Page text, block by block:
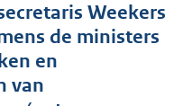
e
:
3
9
Weekers
de ministers
en
van